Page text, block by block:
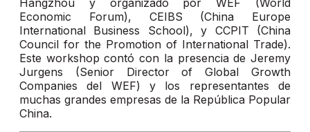
Hangzhou y organizado por WEF (World
Economic Forum), CEIBS (China Europe
International Business School), y CCPIT (China
Council for the Promotion of International Trade).
Este workshop contó con la presencia de Jeremy
Jurgens (Senior Director of Global Growth
Companies del WEF) y los representantes de
muchas grandes empresas de la República Popular
China.